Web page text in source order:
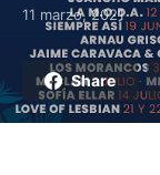
Posted on
11 marzo, 2021
Share